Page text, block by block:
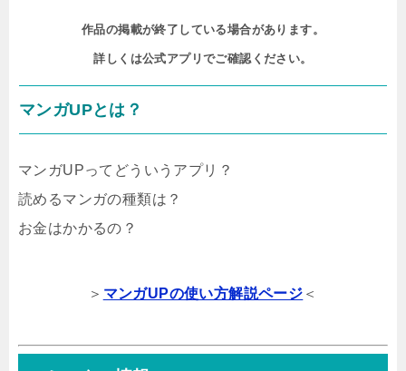
作品の掲載が終了している場合があります。
詳しくは公式アプリでご確認ください。
マンガUPとは？
マンガUPってどういうアプリ？
読めるマンガの種類は？
お金はかかるの？
＞ マンガUPの使い方解説ページ ＜